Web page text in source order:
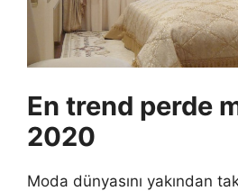
En trend perde
2020
Moda dünyasını yakından